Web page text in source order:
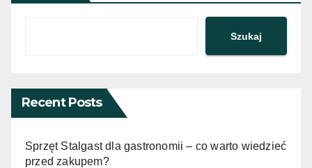
Szukaj
Recent Posts
Sprzęt Stalgast dla gastronomii – co warto wiedzieć
przed zakupem?